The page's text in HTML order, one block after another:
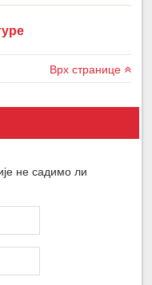
Врх странице
не садимо ли